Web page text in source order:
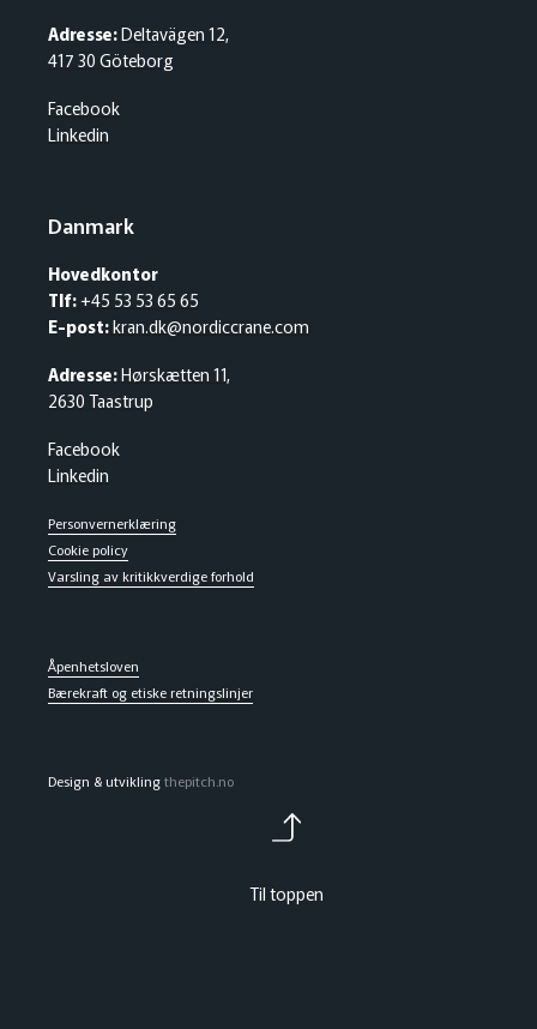
Adresse:Deltavägen 12,
417 30 Göteborg
Facebook
Linkedin
Danmark
Hovedkontor
Tlf:+45 53 53 65 65
E-post:kran.dk@nordiccrane.com
Adresse:Hørskætten 11,
2630 Taastrup
Facebook
Linkedin
Personvernerklæring
Cookie policy
Varsling av kritikkverdige forhold
Åpenhetsloven
Bærekraft og etiske retningslinjer
Design & utviklingthepitch.no
Til toppen